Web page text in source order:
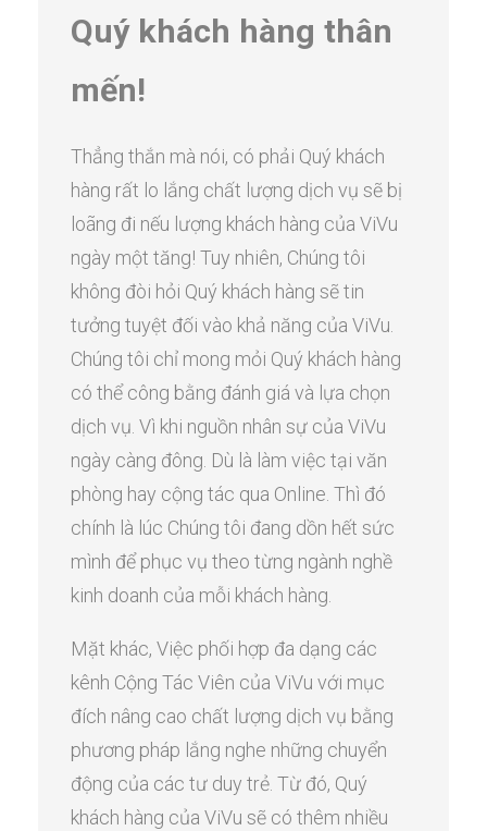
Quý khách hàng thân
mến!
Thẳng thắn mà nói, có phải Quý khách
hàng rất lo lắng chất lượng dịch vụ sẽ bị
loãng đi nếu lượng khách hàng của ViVu
ngày một tăng! Tuy nhiên, Chúng tôi
không đòi hỏi Quý khách hàng sẽ tin
tưởng tuyệt đối vào khả năng của ViVu.
Chúng tôi chỉ mong mỏi Quý khách hàng
có thể công bằng đánh giá và lựa chọn
dịch vụ. Vì khi nguồn nhân sự của ViVu
ngày càng đông. Dù là làm việc tại văn
phòng hay cộng tác qua Online. Thì đó
chính là lúc Chúng tôi đang dồn hết sức
mình để phục vụ theo từng ngành nghề
kinh doanh của mỗi khách hàng.
Mặt khác, Việc phối hợp đa dạng các
kênh Cộng Tác Viên của ViVu với mục
đích nâng cao chất lượng dịch vụ bằng
phương pháp lắng nghe những chuyển
động của các tư duy trẻ. Từ đó, Quý
khách hàng của ViVu sẽ có thêm nhiều